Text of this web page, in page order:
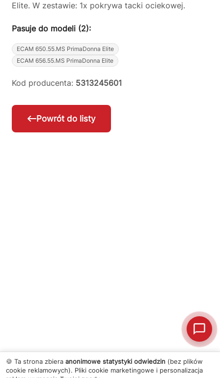
Elite. W zestawie: 1x pokrywa tacki ociekowej.
Pasuje do modeli (2):
ECAM 650.55.MS PrimaDonna Elite
ECAM 656.55.MS PrimaDonna Elite
Kod producenta: 5313245601
Powrót do listy
🍪 Ta strona zbiera anonimowe statystyki odwiedzin (bez plików
cookie reklamowych). Pliki cookie marketingowe i personalizacja